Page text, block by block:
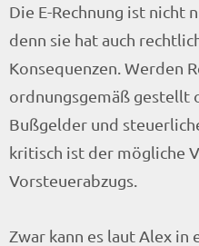
Die E-Rechnung ist nicht
denn sie hat auch
Konsequenzen. Werden
ordnungsgemäß gestellt
Bußgelder und
kritisch ist der mögliche
Vorsteuerabzugs.
Zwar kann es laut Alex in